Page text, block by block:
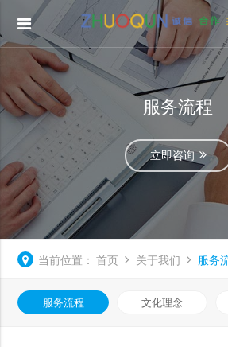
服务流程
立即咨询
当前位置： 首页 关于我们 服务
服务流程 文化理念